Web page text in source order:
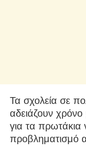
Τα σχολεία σε
αδειάζουν χρόνο
για τα
προβληματισμό